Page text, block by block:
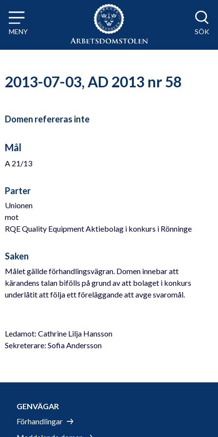
Till innehåll på sidan x
MENY SÖK
2013-07-03, AD 2013 nr 58
Domen refereras inte
Mål
A 21/13
Parter
Unionen
mot
RQE Quality Equipment Aktiebolag i konkurs i Rönninge
Saken
Målet gällde förhandlingsvägran. Domen innebar att
kärandens talan bifölls på grund av att bolaget i konkurs
underlåtit att följa ett föreläggande att avge svaromål.
Ledamot: Cathrine Lilja Hansson
Sekreterare: Sofia Andersson
GENVÄGAR
Förhandlingar